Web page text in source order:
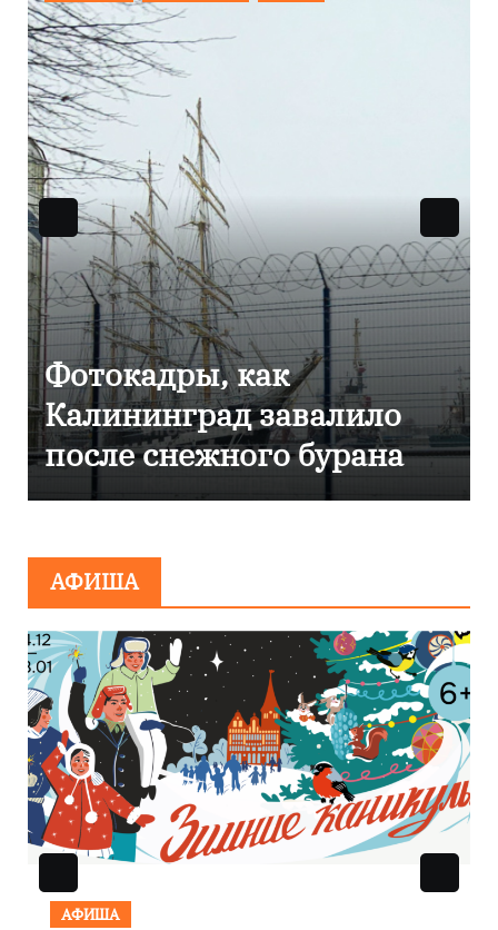
Фоторепортаж как в
Калининграде
эвакуировали ТЦ из-за
сообщения о
АФИША
АФИША